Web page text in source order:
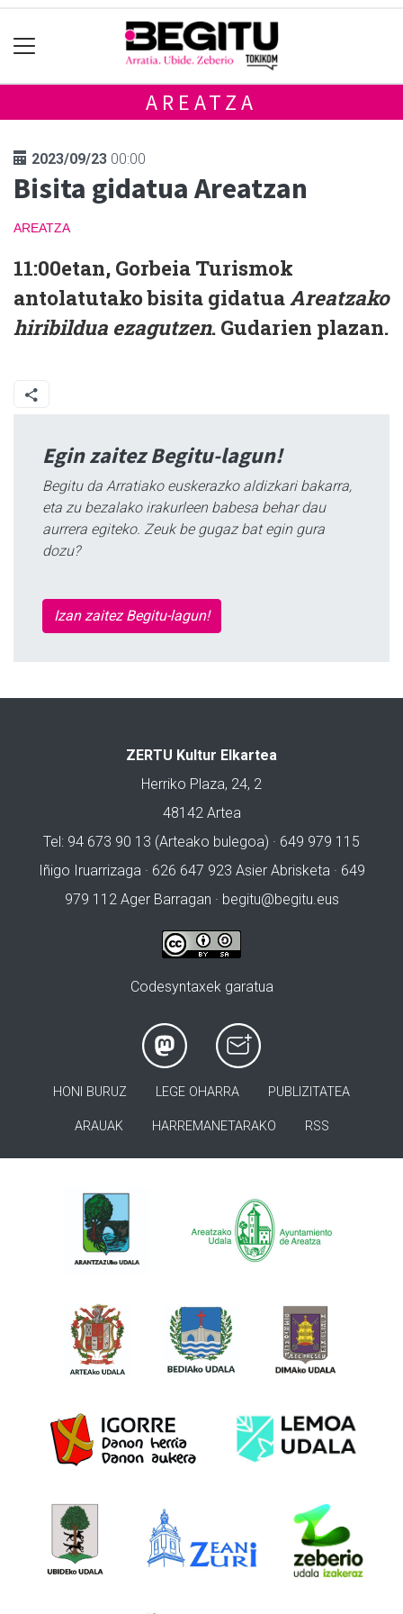
AREATZA
2023/09/23 00:00
Bisita gidatua Areatzan
AREATZA
11:00etan, Gorbeia Turismok
antolatutako bisita gidatuaAreatzako
hiribildua ezagutzen. Gudarien plazan.
Egin zaitez Begitu-lagun!
Begitu da Arratiako euskerazko aldizkari bakarra,
eta zu bezalako irakurleen babesa behar dau
aurrera egiteko. Zeuk be gugaz bat egin gura
dozu?
Izan zaitez Begitu-lagun!
ZERTU Kultur Elkartea
Herriko Plaza, 24, 2
48142 Artea
Tel: 94 673 90 13 (Arteako bulegoa) · 649 979 115
Iñigo Iruarrizaga · 626 647 923 Asier Abrisketa · 649
979 112 Ager Barragan · begitu@begitu.eus
Codesyntaxek garatua
HONI BURUZ LEGE OHARRA PUBLIZITATEA
ARAUAK HARREMANETARAKO RSS